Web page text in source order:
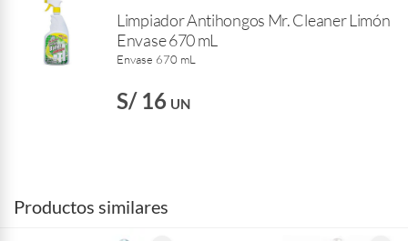
Limpiador Antihongos Mr. Cleaner Limón
Envase 670 mL
Envase 670 mL
S/ 16 UN
Productos similares